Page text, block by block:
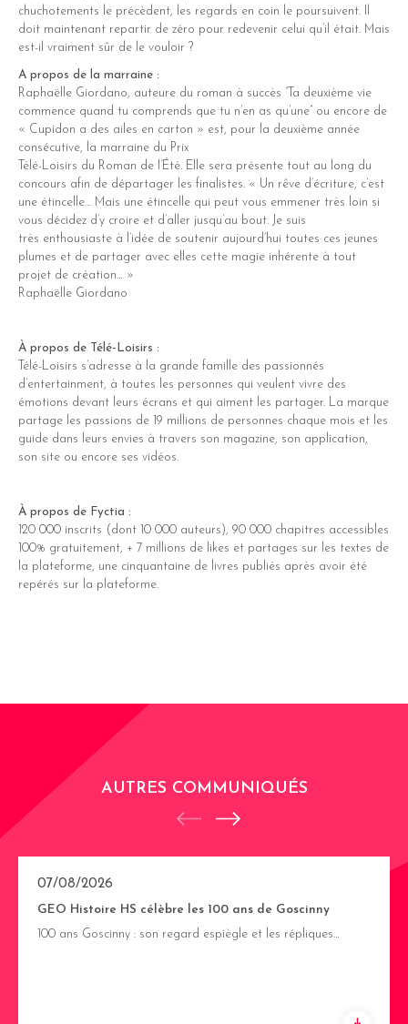
chuchotements le précèdent, les regards en coin le poursuivent. Il
doit maintenant repartir de zéro pour redevenir celui qu’il était. Mais
est-il vraiment sûr de le vouloir ?
A propos de la marraine :
Raphaëlle Giordano, auteure du roman à succès “Ta deuxième vie
commence quand tu comprends que tu n’en as qu’une” ou encore de
« Cupidon a des ailes en carton » est, pour la deuxième année
consécutive, la marraine du Prix
Télé-Loisirs du Roman de l’Été. Elle sera présente tout au long du
concours afin de départager les finalistes. « Un rêve d’écriture, c’est
une étincelle… Mais une étincelle qui peut vous emmener très loin si
vous décidez d’y croire et d’aller jusqu’au bout. Je suis
très enthousiaste à l’idée de soutenir aujourd’hui toutes ces jeunes
plumes et de partager avec elles cette magie inhérente à tout
projet de création… »
Raphaëlle Giordano
À propos de Télé-Loisirs :
Télé-Loisirs s’adresse à la grande famille des passionnés
d’entertainment, à toutes les personnes qui veulent vivre des
émotions devant leurs écrans et qui aiment les partager. La marque
partage les passions de 19 millions de personnes chaque mois et les
guide dans leurs envies à travers son magazine, son application,
son site ou encore ses vidéos.
À propos de Fyctia :
120 000 inscrits (dont 10 000 auteurs), 90 000 chapitres accessibles
100% gratuitement, + 7 millions de likes et partages sur les textes de
la plateforme, une cinquantaine de livres publiés après avoir été
repérés sur la plateforme.
AUTRES COMMUNIQUÉS
07/08/2026
GEO Histoire HS célèbre les 100 ans de Goscinny
100 ans Goscinny : son regard espiègle et les répliques…